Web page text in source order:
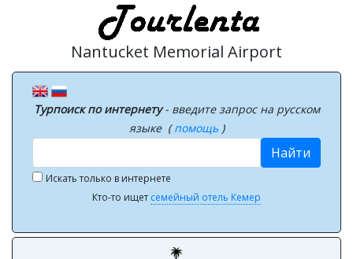
Nantucket Memorial Airport
Турпоиск по интернету- введите запрос на русском
языке (помощь )
Найти
Искать только в интернете
Кто-то ищет семейный отель Кемер